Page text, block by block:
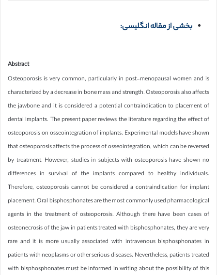
بخشی از مقاله انگلیسی:
Abstract
Osteoporosis is very common, particularly in post-menopausal women and is
characterized by a decrease in bone mass and strength. Osteoporosis also affects
the jawbone and it is considered a potential contraindication to placement of
dental implants. The present paper reviews the literature regarding the effect of
osteoporosis on osseointegration of implants. Experimental models have shown
that osteoporosis affects the process of osseointegration, which can be reversed
by treatment. However, studies in subjects with osteoporosis have shown no
differences in survival of the implants compared to healthy individuals.
Therefore, osteoporosis cannot be considered a contraindication for implant
placement. Oral bisphosphonates are the most commonly used pharmacological
agents in the treatment of osteoporosis. Although there have been cases of
osteonecrosis of the jaw in patients treated with bisphosphonates, they are very
rare and it is more usually associated with intravenous bisphosphonates in
patients with neoplasms or other serious diseases. Nevertheless, patients treated
with bisphosphonates must be informed in writing about the possibility of this